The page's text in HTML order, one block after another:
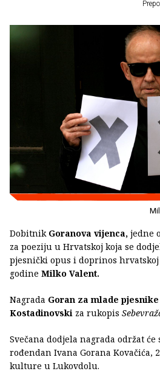
Dobitnik Goranova vijenca, jedne
za poeziju u Hrvatskoj koja se
pjesnički opus i doprinos
godine Milko Valent.
Nagrada Goran za mlade pjesnike
Kostadinovski za rukopis
Svečana dodjela nagrada održat
rođendan Ivana Gorana Kovačića,
kulture u Lukovdolu.